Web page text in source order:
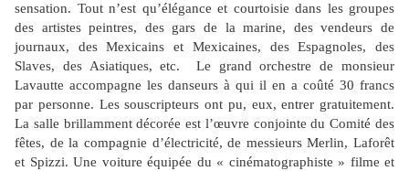
sensation. Tout n’est qu’élégance et courtoisie dans les groupes
des artistes peintres, des gars de la marine, des vendeurs de
journaux, des Mexicains et Mexicaines, des Espagnoles, des
Slaves, des Asiatiques, etc. Le grand orchestre de monsieur
Lavautte accompagne les danseurs à qui il en a coûté 30 francs
par personne. Les souscripteurs ont pu, eux, entrer gratuitement.
La salle brillamment décorée est l’œuvre conjointe du Comité des
fêtes, de la compagnie d’électricité, de messieurs Merlin, Laforêt
et Spizzi. Une voiture équipée du « cinématographiste » filme et